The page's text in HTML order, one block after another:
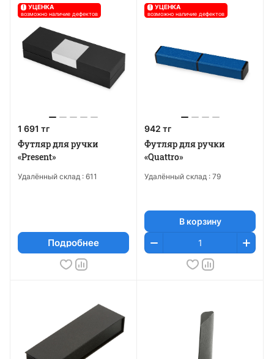
! УЦЕНКА
возможно наличие дефектов
1 691 тг
Футляр для ручки
«Present»
Удалённый склад : 611
Подробнее
! УЦЕНКА
возможно наличие дефектов
942 тг
Футляр для ручки
«Quattro»
Удалённый склад : 79
В корзину